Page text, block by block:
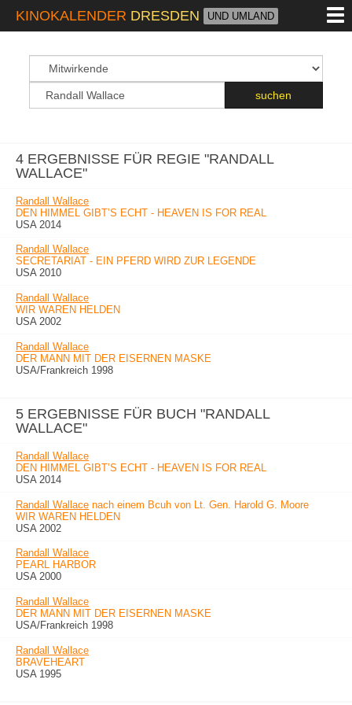
KINOKALENDER DRESDEN UND UMLAND
suchen
4 ERGEBNISSE FÜR REGIE "RANDALL
WALLACE"
Randall Wallace
DEN HIMMEL GIBT’S ECHT - HEAVEN IS FOR REAL
USA 2014
Randall Wallace
SECRETARIAT - EIN PFERD WIRD ZUR LEGENDE
USA 2010
Randall Wallace
WIR WAREN HELDEN
USA 2002
Randall Wallace
DER MANN MIT DER EISERNEN MASKE
USA/Frankreich 1998
5 ERGEBNISSE FÜR BUCH "RANDALL
WALLACE"
Randall Wallace
DEN HIMMEL GIBT’S ECHT - HEAVEN IS FOR REAL
USA 2014
Randall Wallace nach einem Bcuh von Lt. Gen. Harold G. Moore
WIR WAREN HELDEN
USA 2002
Randall Wallace
PEARL HARBOR
USA 2000
Randall Wallace
DER MANN MIT DER EISERNEN MASKE
USA/Frankreich 1998
Randall Wallace
BRAVEHEART
USA 1995